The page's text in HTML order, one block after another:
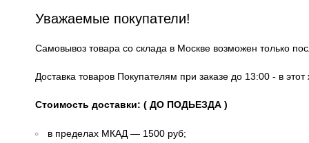
Уважаемые покупатели!
Самовывоз товара со склада в Москве возможен только
Доставка товаров Покупателям при заказе до 13:00 - в
Стоимость доставки: ( ДО ПОДЬЕЗДА )
в пределах МКАД — 1500 руб;